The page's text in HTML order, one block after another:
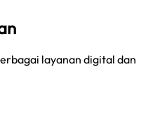
layanan digital dan